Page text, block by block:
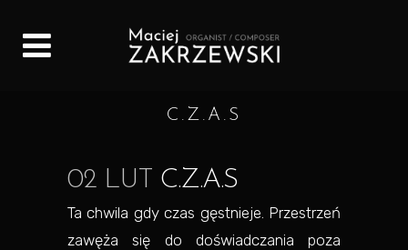
C.Z.A.S
02 LUT C.Z.A.S
Ta chwila gdy czas gęstnieje. Przestrzeń
zawęża się do doświadczania poza